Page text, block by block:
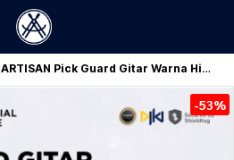
ARTISAN Pick Guard Gitar Warna Hitam Polos
-53%